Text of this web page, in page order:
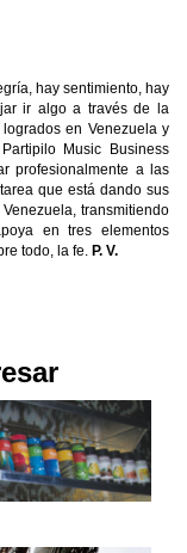
hay sentimiento, hay
ir algo a través de la
en Venezuela y
Music Business
profesionalmente a las
que está dando sus
transmitiendo
en tres elementos
todo, la fe. P. V.